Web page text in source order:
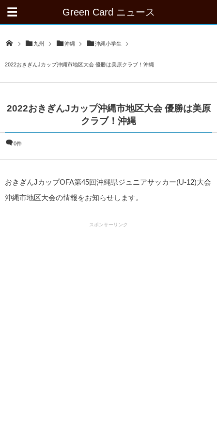
Green Card ニュース
九州 沖縄 沖縄小学生
2022おきぎんJカップ沖縄市地区大会 優勝は美原クラブ！沖縄
2022おきぎんJカップ沖縄市地区大会 優勝は美原
クラブ！沖縄
0件
おきぎんJカップOFA第45回沖縄県ジュニアサッカー(U-12)大会
沖縄市地区大会の情報をお知らせします。
スポンサーリンク